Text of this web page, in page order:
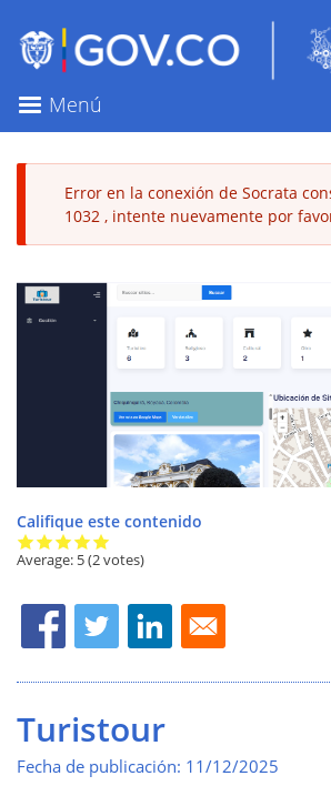
contenido
principal
Menú
Mensaje
error
Error en la conexión de Socrata
1032 , intente nuevamente por
Califique este contenido
Average: 5(2 votes)
Turistour
Fecha de publicación: 11/12/2025